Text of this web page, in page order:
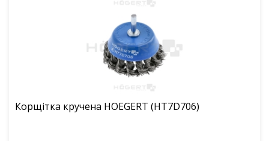
Корщітка кручена HOEGERT (HT7D706)